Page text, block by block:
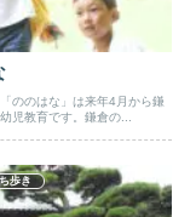
ののはな」は来年4月から鎌
児教育です。鎌倉の...
歩き